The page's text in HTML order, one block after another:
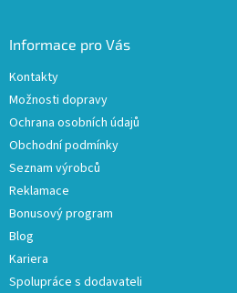
Informace pro Vás
Kontakty
Možnosti dopravy
Ochrana osobních údajů
Obchodní podmínky
Seznam výrobců
Reklamace
Bonusový program
Blog
Kariera
Spolupráce s dodavateli